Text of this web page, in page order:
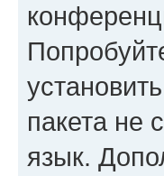
пакета не
язык.